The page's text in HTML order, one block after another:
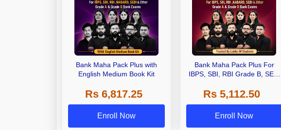
Bank Maha Pack Plus with
English Medium Book Kit
Rs 6,817.25
Enroll Now
Bank Maha Pack Plus For
IBPS, SBI, RBI Grade B, SEBI
Other Grade A & Grade B Bank
Exams
Rs 5,112.50
Enroll Now